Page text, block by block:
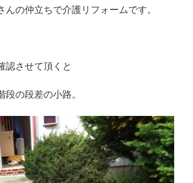
の仲立ちで介護リフォームです。
認させて頂くと
段の段差の小路。